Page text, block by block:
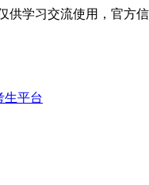
学习交流使用，官方
生平台